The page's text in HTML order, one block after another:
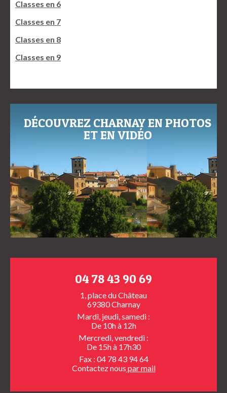
Classes en 6
Classes en 7
Classes en 8
Classes en 9
DÉCOUVREZ CHARNAY EN PHOTOS
ET EN VIDÉO
04 78 43 90 69
1, place du Château
69380 Charnay
Mardi, jeudi, samedi :
De 10h à 12h
Mercredi, vendredi :
De 15h à 17h30
Fax : 04 78 43 94 64
Contactez nous par mail